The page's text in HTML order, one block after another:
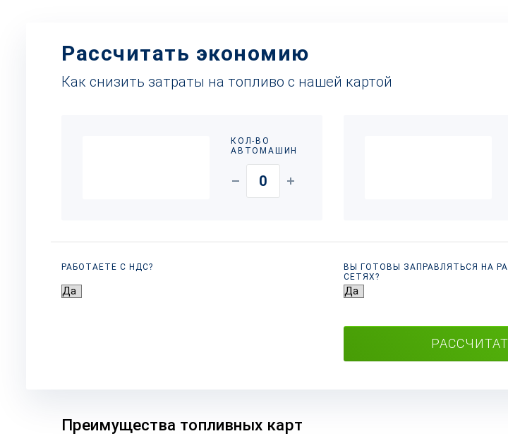
Рассчитать экономию
Как снизить затраты на топливо с нашей картой
КОЛ-ВО
АВТОМАШИН
РАБОТАЕТЕ С НДС?
ВЫ ГОТОВЫ ЗАПРАВЛЯТЬСЯ НА
СЕТЯХ?
Преимущества топливных карт